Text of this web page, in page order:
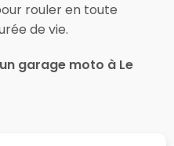
rouler en toute
de vie.
garage moto à Le